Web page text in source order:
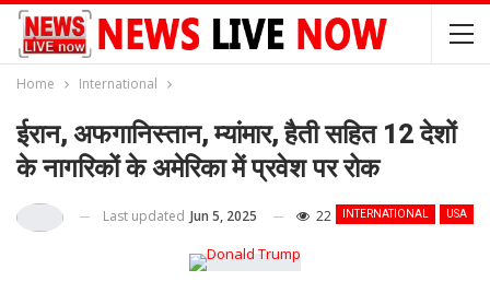
Home International
ईरान, अफगानिस्तान, म्यांमार, हैती सहित 12 देशों
के नागरिकों के अमेरिका में प्रवेश पर रोक
INTERNATIONAL USA
Last updated Jun 5, 2025 22